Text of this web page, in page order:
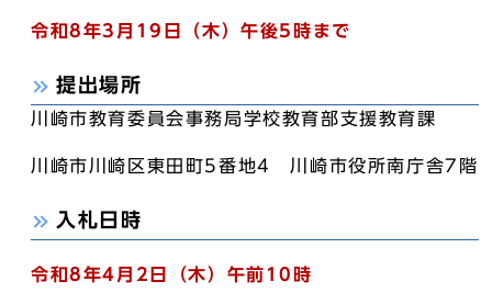
令和8年3月19日（木）午後5時まで
提出場所
川崎市教育委員会事務局学校教育部支援教育課
川崎市川崎区東田町5番地4 川崎市役所南庁舎7階
入札日時
令和8年4月2日（木）午前10時